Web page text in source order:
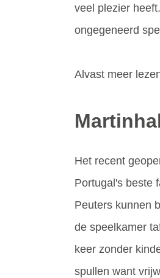
veel plezier
ongegeneerd
Alvast meer
Het recent
Portugal's beste
Peuters kunnen
de speelkamer
keer zonder
spullen want